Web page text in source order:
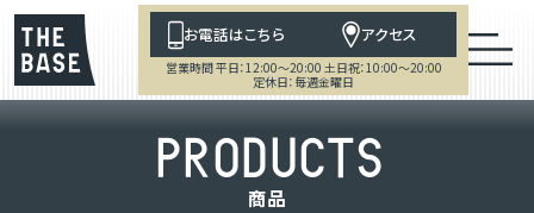
お電話はこちら アクセス
営業時間 平日：12:00～20:00 土日祝：10:00～20:00
定休日：毎週金曜日
PRODUCTS
商品